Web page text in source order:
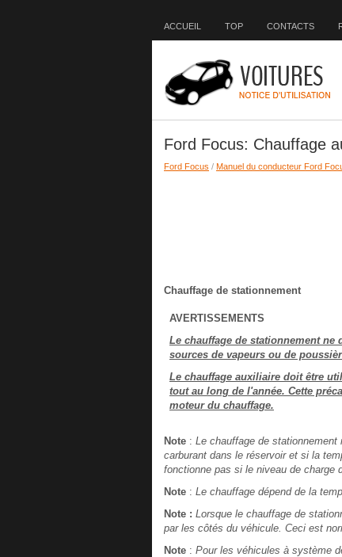
ACCUEIL TOP CONTACTS
Ford Focus: Chauffage
Ford Focus / Manuel du conducteur Ford
Chauffage de stationnement
AVERTISSEMENTS
Le chauffage de stationnement
sources de vapeurs ou de
Le chauffage auxiliaire doit être
tout au long de l'année. Cette
moteur du chauffage.
Note : Le chauffage de
carburant dans le réservoir et si la
fonctionne pas si le niveau de charge
Note : Le chauffage dépend de la
Note : Lorsque le chauffage de
par les côtés du véhicule. Ceci est
Note : Pour les véhicules à système